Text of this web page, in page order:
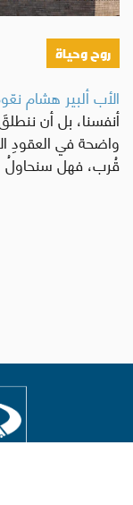
روح وحياة
الأب ألبير هشام
أنفسنا، بل أن
واضحة في العقودِ
قُرب، فهل سنحاولُ